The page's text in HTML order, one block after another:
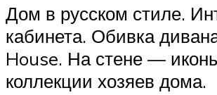
Дом в русском стиле.
кабинета. Обивка
House. На стене —
коллекции хозяев дома.